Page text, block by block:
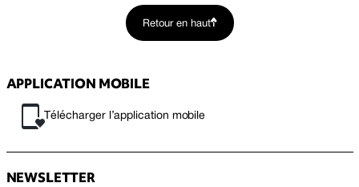
Retour en haut
APPLICATION MOBILE
Télécharger l’application mobile
NEWSLETTER